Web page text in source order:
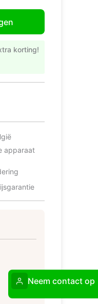
korting!
apparaat
Neem contact op